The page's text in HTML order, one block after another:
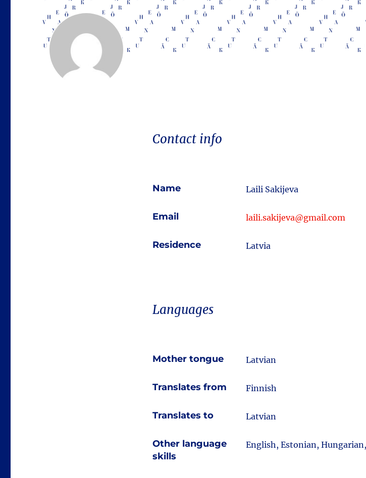
Contact info
Name Laili Sakijeva
Email laili.sakijeva@gmail.com
Residence Latvia
Languages
Mother tongue Latvian
Translates from Finnish
Translates to Latvian
Other language
skills
English, Estonian,